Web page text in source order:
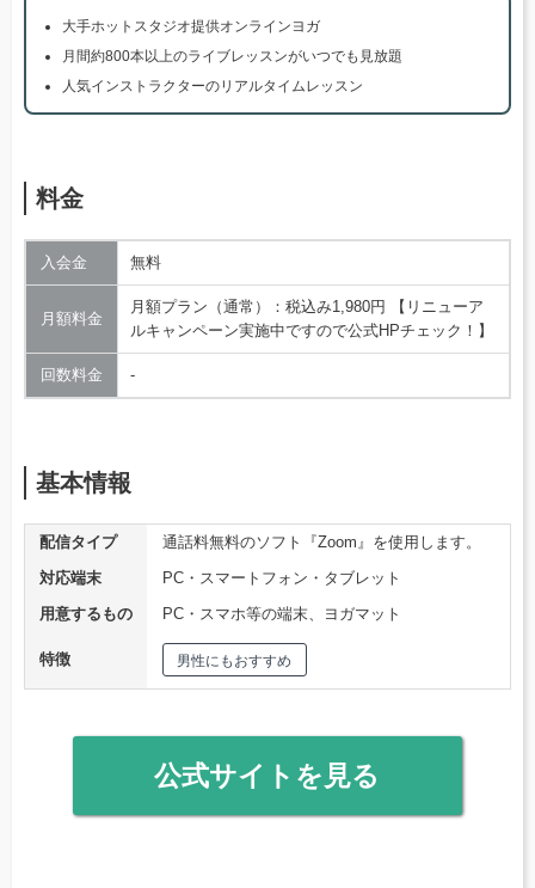
大手ホットスタジオ提供オンラインヨガ
月間約800本以上のライブレッスンがいつでも見放題
人気インストラクターのリアルタイムレッスン
料金
入会金 無料
月額料金
月額プラン（通常）：税込み1,980円 【リニューア
ルキャンペーン実施中ですので公式HPチェック！】
回数料金 ‐
基本情報
配信タイプ
通話料無料のソフト『Zoom』を使用します。
対応端末
PC・スマートフォン・タブレット
用意するもの
PC・スマホ等の端末、ヨガマット
特徴 男性にもおすすめ
公式サイトを見る